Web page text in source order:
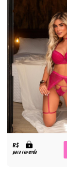
R$
para revenda